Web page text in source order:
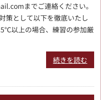
までご連絡ください。
策として以下を徹底いたし
以上の場合、練習の参加厳
続きを読む